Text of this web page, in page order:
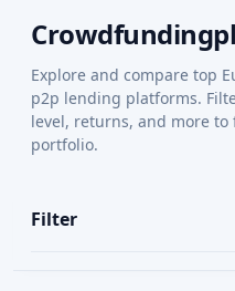
Explore and compare top
p2p lending platforms.
level, returns, and more
portfolio.
Filter